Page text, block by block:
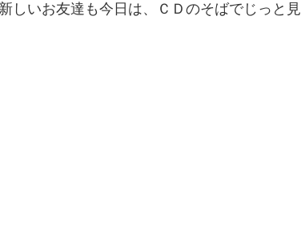
しいお友達も今日は、ＣＤのそばでじっと見